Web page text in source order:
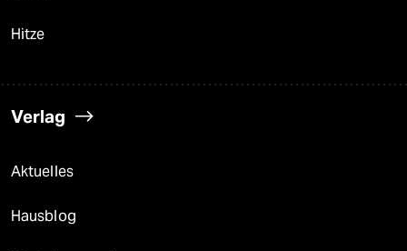
Hitze
Verlag
Aktuelles
Hausblog